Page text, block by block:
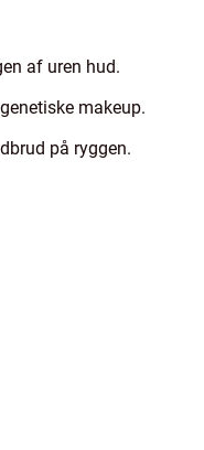
af uren hud.
makeup.
på ryggen.